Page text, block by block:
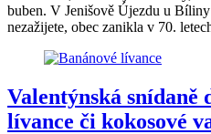
buben. V Jenišově Újezdu u
nezažijete, obec zanikla v 70.
Valentýnská snídaně
lívance či kokosové